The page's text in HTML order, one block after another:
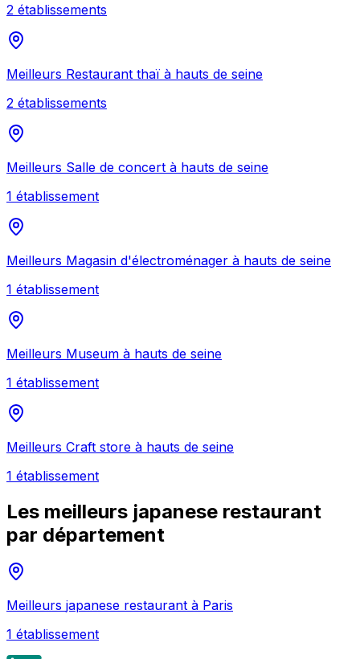
2 établissements
Meilleurs Restaurant thaï à hauts de seine
2 établissements
Meilleurs Salle de concert à hauts de seine
1 établissement
Meilleurs Magasin d'électroménager à hauts de seine
1 établissement
Meilleurs Museum à hauts de seine
1 établissement
Meilleurs Craft store à hauts de seine
1 établissement
Les meilleurs japanese restaurant
par département
Meilleurs japanese restaurant à Paris
1 établissement